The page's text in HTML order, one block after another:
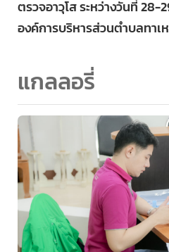
ตรวจอาวุโส ระหว่างวันที่
องค์การบริหารส่วนตำบลทาเ
แกลลอรี่